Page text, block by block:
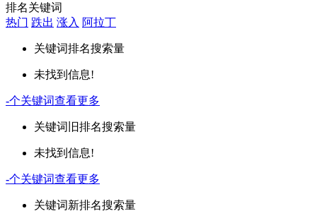
排名关键词
热门 跌出 涨入 阿拉丁
关键词排名搜索量
未找到信息!
-个关键词查看更多
关键词 旧排名搜索量
未找到信息!
-个关键词查看更多
关键词新排名搜索量